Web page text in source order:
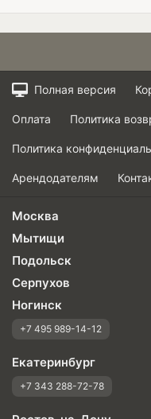
Полная версия
Оплата Политика
Политика
Арендодателям
Москва
Мытищи
Подольск
Серпухов
Ногинск
+7 495 989-14-12
Екатеринбург
+7 343 288-72-78